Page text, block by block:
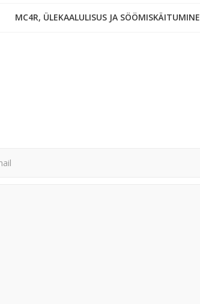
MC4R, ÜLEKAALULISUS JA SÖÖMISKÄITUMINE